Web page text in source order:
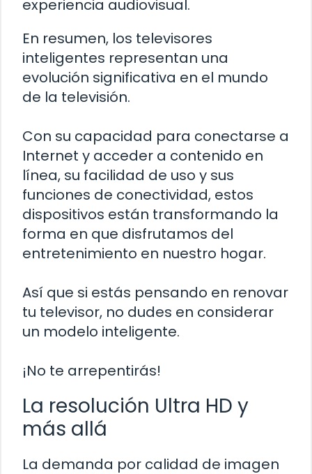
experiencia audiovisual.
En resumen, los televisores
inteligentes representan una
evolución significativa en el mundo
de la televisión.
Con su capacidad para conectarse a
Internet y acceder a contenido en
línea, su facilidad de uso y sus
funciones de conectividad, estos
dispositivos están transformando la
forma en que disfrutamos del
entretenimiento en nuestro hogar.
Así que si estás pensando en renovar
tu televisor, no dudes en considerar
un modelo inteligente.
¡No te arrepentirás!
La resolución Ultra HD y
más allá
La demanda por calidad de imagen